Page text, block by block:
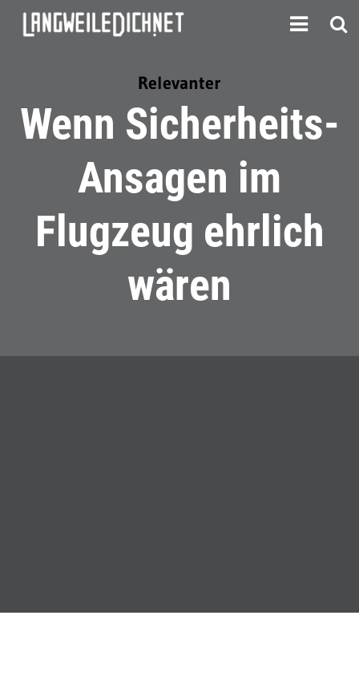
Relevanter
Wenn Sicherheits-
Ansagen im
Flugzeug ehrlich
wären